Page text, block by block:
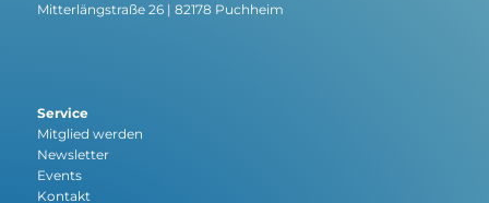
Mitterlängstraße 26 | 82178 Puchheim
Service
Mitglied werden
Newsletter
Events
Kontakt